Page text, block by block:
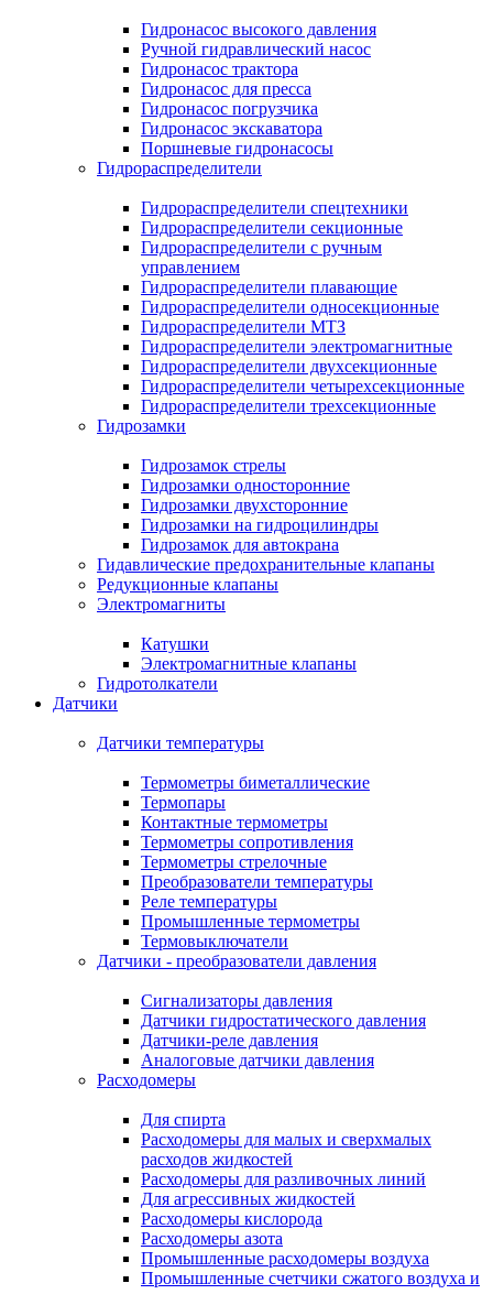
Гидронасос высокого давления
Ручной гидравлический насос
Гидронасос трактора
Гидронасос для пресса
Гидронасос погрузчика
Гидронасос экскаватора
Поршневые гидронасосы
Гидрораспределители
Гидрораспределители спецтехники
Гидрораспределители секционные
Гидрораспределители с ручным
управлением
Гидрораспределители плавающие
Гидрораспределители односекционные
Гидрораспределители МТЗ
Гидрораспределители электромагнитные
Гидрораспределители двухсекционные
Гидрораспределители четырехсекционные
Гидрораспределители трехсекционные
Гидрозамки
Гидрозамок стрелы
Гидрозамки односторонние
Гидрозамки двухсторонние
Гидрозамки на гидроцилиндры
Гидрозамок для автокрана
Гидавлические предохранительные клапаны
Редукционные клапаны
Электромагниты
Катушки
Электромагнитные клапаны
Гидротолкатели
Датчики
Датчики температуры
Термометры биметаллические
Термопары
Контактные термометры
Термометры сопротивления
Термометры стрелочные
Преобразователи температуры
Реле температуры
Промышленные термометры
Термовыключатели
Датчики - преобразователи давления
Сигнализаторы давления
Датчики гидростатического давления
Датчики-реле давления
Аналоговые датчики давления
Расходомеры
Для спирта
Расходомеры для малых и сверхмалых
расходов жидкостей
Расходомеры для разливочных линий
Для агрессивных жидкостей
Расходомеры кислорода
Расходомеры азота
Промышленные расходомеры воздуха
Промышленные счетчики сжатого воздуха и